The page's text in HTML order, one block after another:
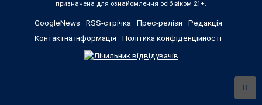
призначена для ознайомлення осіб віком 21+.
GoogleNews RSS-стрічка Прес-релізи
Редакція
Контактна інформація
Політика конфіденційності